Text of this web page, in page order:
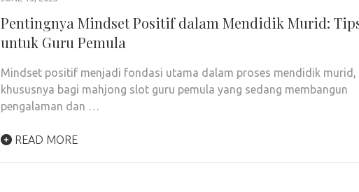
Pentingnya Mindset Positif dalam Mendidik Murid:
untuk Guru Pemula
Mindset positif menjadi fondasi utama dalam proses mendidik murid,
khususnya bagi mahjong slot guru pemula yang sedang membangun
pengalaman dan …
READ MORE